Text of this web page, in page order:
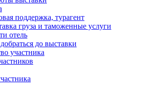
поддержка, турагент
груза и таможенные услуги
отель
до выставки
участника